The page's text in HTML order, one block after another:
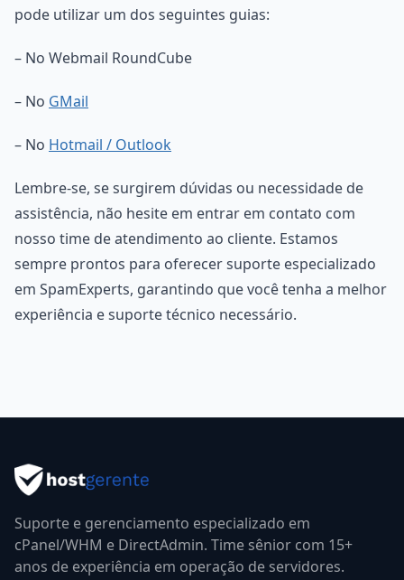
pode utilizar um dos seguintes guias:
– No Webmail RoundCube
– No GMail
– No Hotmail / Outlook
Lembre-se, se surgirem dúvidas ou necessidade de
assistência, não hesite em entrar em contato com
nosso time de atendimento ao cliente. Estamos
sempre prontos para oferecer suporte especializado
em SpamExperts, garantindo que você tenha a melhor
experiência e suporte técnico necessário.
Suporte e gerenciamento especializado em
cPanel/WHM e DirectAdmin. Time sênior com 15+
anos de experiência em operação de servidores.